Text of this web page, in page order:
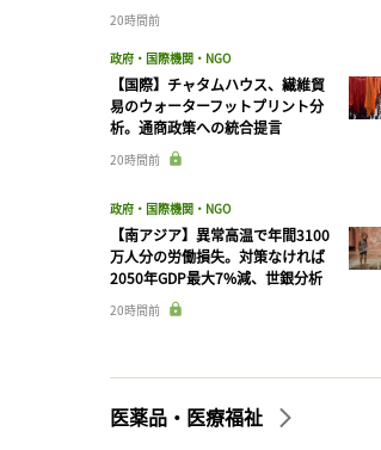
20時間前
政府・国際機関・NGO
【国際】チャタムハウス、繊維貿
易のウォーターフットプリント分
析。通商政策への統合提言
20時間前
政府・国際機関・NGO
【南アジア】異常高温で年間3100
万人分の労働損失。対策なければ
2050年GDP最大7%減、世銀分析
20時間前
医薬品・医療福祉